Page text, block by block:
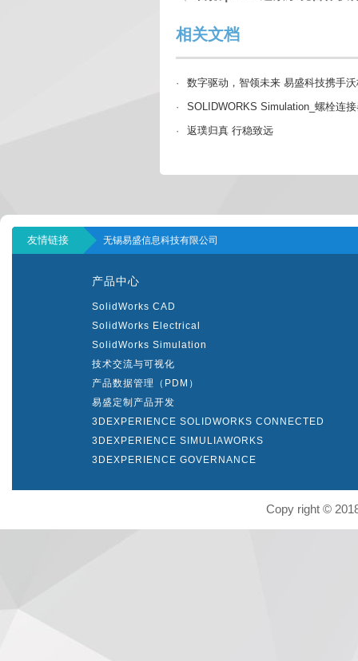
相关文档
·
数字驱动，智领未来 易盛科技携手
·
SOLIDWORKS Simulation_螺栓连
·
返璞归真 行稳致远
友情链接 无锡易盛信息科技有限公司
产品中心
SolidWorks CAD
SolidWorks Electrical
SolidWorks Simulation
技术交流与可视化
产品数据管理（PDM）
易盛定制产品开发
3DEXPERIENCE SOLIDWORKS CONNECTED
3DEXPERIENCE SIMULIAWORKS
3DEXPERIENCE GOVERNANCE
Copy right ©